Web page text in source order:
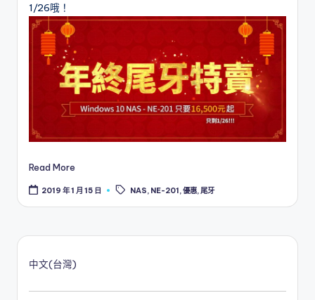
1/26哦！
Read More
2019 年 1 月 15 日
Tags: NAS, NE-201,優惠,尾牙
中文(台灣)